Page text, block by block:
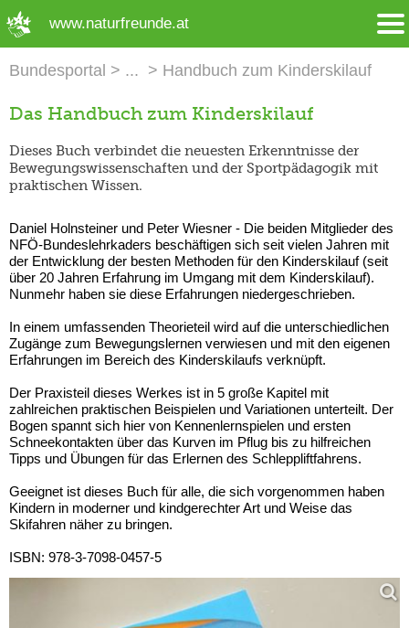
www.naturfreunde.at
Bundesportal Handbuch zum Kinderskilauf
Das Handbuch zum Kinderskilauf
Dieses Buch verbindet die neuesten Erkenntnisse der
Bewegungswissenschaften und der Sportpädagogik mit
praktischen Wissen.
Daniel Holnsteiner und Peter Wiesner - Die beiden Mitglieder des
NFÖ-Bundeslehrkaders beschäftigen sich seit vielen Jahren mit
der Entwicklung der besten Methoden für den Kinderskilauf (seit
über 20 Jahren Erfahrung im Umgang mit dem Kinderskilauf).
Nunmehr haben sie diese Erfahrungen niedergeschrieben.
In einem umfassenden Theorieteil wird auf die unterschiedlichen
Zugänge zum Bewegungslernen verwiesen und mit den eigenen
Erfahrungen im Bereich des Kinderskilaufs verknüpft.
Der Praxisteil dieses Werkes ist in 5 große Kapitel mit
zahlreichen praktischen Beispielen und Variationen unterteilt. Der
Bogen spannt sich hier von Kennenlernspielen und ersten
Schneekontakten über das Kurven im Pflug bis zu hilfreichen
Tipps und Übungen für das Erlernen des Schleppliftfahrens.
Geeignet ist dieses Buch für alle, die sich vorgenommen haben
Kindern in moderner und kindgerechter Art und Weise das
Skifahren näher zu bringen.
ISBN: 978-3-7098-0457-5